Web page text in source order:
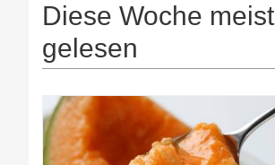
Diese Woche meist
gelesen